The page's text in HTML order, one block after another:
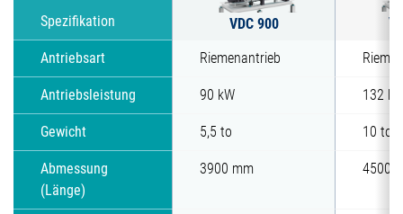
Spezifikation VDC 900
Antriebsart Riemenantrieb
Antriebsleistung 90 kW 132
Gewicht 5,5 to 10 to
Abmessung
(Länge)
3900 mm 4500